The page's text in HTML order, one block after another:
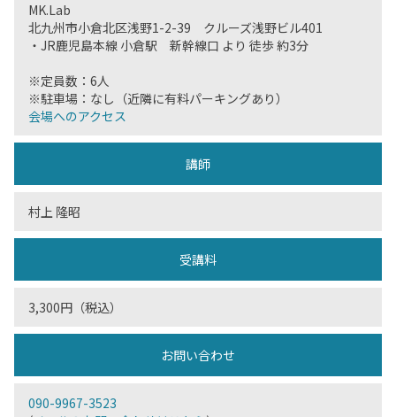
MK.Lab
北九州市小倉北区浅野1-2-39 クルーズ浅野ビル401
・JR鹿児島本線 小倉駅 新幹線口 より 徒歩 約3分
※定員数：6人
※駐車場：なし（近隣に有料パーキングあり）
会場へのアクセス
講師
村上 隆昭
受講料
3,300円（税込）
お問い合わせ
090-9967-3523